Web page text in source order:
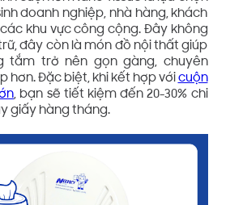
doanh nghiệp, nhà hàng, khách
khu vực công cộng. Đây không
đây còn là món đồ nội thất giúp
tắm trở nên gọn gàng, chuyên
hơn. Đặc biệt, khi kết hợp với cuộn
, bạn sẽ tiết kiệm đến 20-30% chi
giấy hàng tháng.